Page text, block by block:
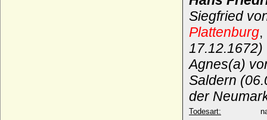
Siegfried
Plattenburg,
17.12.1672)
Agnes(a)
Saldern
der
Todesart: